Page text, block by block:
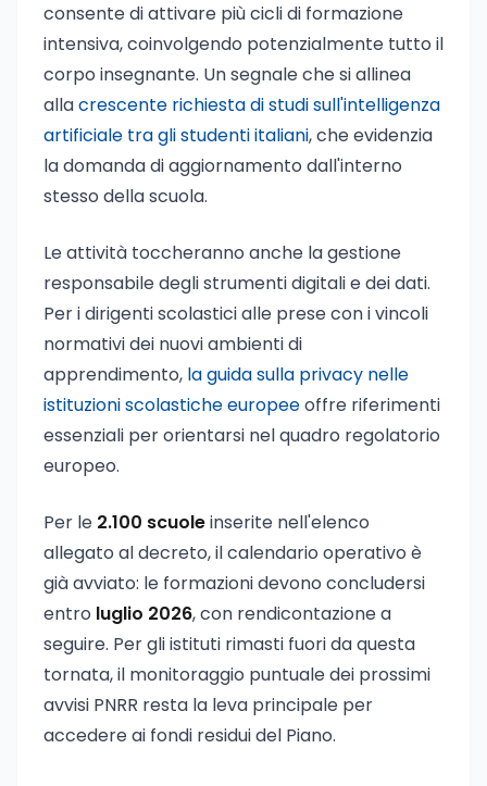
consente di attivare più cicli di formazione
intensiva, coinvolgendo potenzialmente tutto il
corpo insegnante. Un segnale che si allinea
allacrescente richiesta di studi sull'intelligenza
artificiale tra gli studenti italiani, che evidenzia
la domanda di aggiornamento dall'interno
stesso della scuola.
Le attività toccheranno anche la gestione
responsabile degli strumenti digitali e dei dati.
Per i dirigenti scolastici alle prese con i vincoli
normativi dei nuovi ambienti di
apprendimento, la guida sulla privacy nelle
istituzioni scolastiche europeeoffre riferimenti
essenziali per orientarsi nel quadro regolatorio
europeo.
Per le 2.100 scuoleinserite nell'elenco
allegato al decreto, il calendario operativo è
già avviato: le formazioni devono concludersi
entro luglio 2026, con rendicontazione a
seguire. Per gli istituti rimasti fuori da questa
tornata, il monitoraggio puntuale dei prossimi
avvisi PNRR resta la leva principale per
accedere ai fondi residui del Piano.